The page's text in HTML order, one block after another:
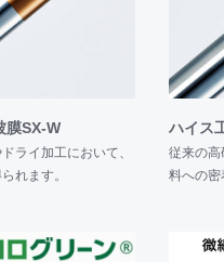
≪新被膜 VSX®-Wリリース≫
り多くの現場で信頼されてき
できる適応力を備えた新被膜
ください。
膜SX-W
ライ加工において、
れます。
ハイス
従来の高
料への密